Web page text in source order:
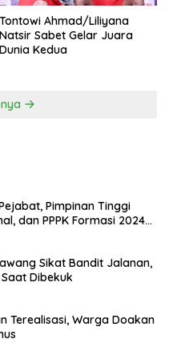
Tontowi Ahmad/Liliyana
Natsir Sabet Gelar Juara
Dunia Kedua
Pimpinan Tinggi
dan PPPK Formasi 2024
Sikat Bandit Jalanan,
Dibekuk
Terealisasi, Warga Doakan